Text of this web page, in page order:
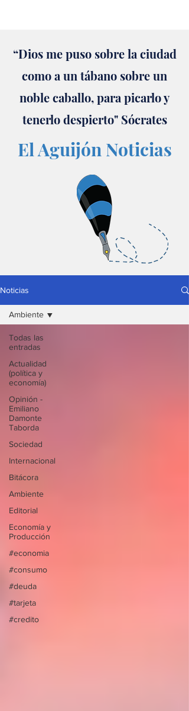
“Dios me puso sobre la ciudad
como a un tábano sobre un
noble caballo, para picarlo y
tenerlo despierto" Sócrates
El Aguijón Noticias
Noticias
Todas las
entradas
Actualidad
(política y
economía)
Opinión -
Emiliano
Damonte
Taborda
Sociedad
Internacional
Bitácora
Ambiente
Editorial
Economía y
Producción
#economia
#consumo
#deuda
#tarjeta
#credito
Ambiente